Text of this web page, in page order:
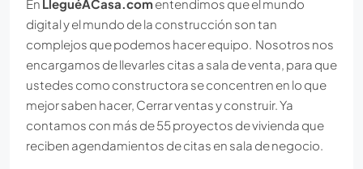
En LleguéACasa.com entendimos que el mundo
digital y el mundo de la construcción son tan
complejos que podemos hacer equipo. Nosotros nos
encargamos de llevarles citas a sala de venta, para que
ustedes como constructora se concentren en lo que
mejor saben hacer, Cerrar ventas y construir. Ya
contamos con más de 55 proyectos de vivienda que
reciben agendamientos de citas en sala de negocio.